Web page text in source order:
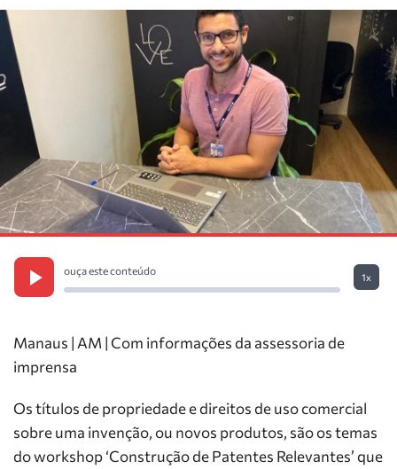
ouça este conteúdo
1x
Manaus | AM | Com informações da assessoria de
imprensa
Os títulos de propriedade e direitos de uso comercial
sobre uma invenção, ou novos produtos, são os temas
do workshop ‘Construção de Patentes Relevantes’ que